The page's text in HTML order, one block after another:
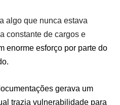
algo que nunca estava
constante de cargos e
enorme esforço por parte do
gerava um
trazia vulnerabilidade para